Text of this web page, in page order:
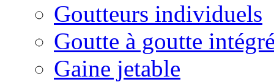
Goutteurs individuels
Goutte à goutte
Gaine jetable